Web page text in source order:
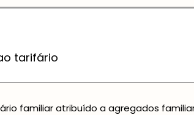
tarifário
familiar atribuído a agregados